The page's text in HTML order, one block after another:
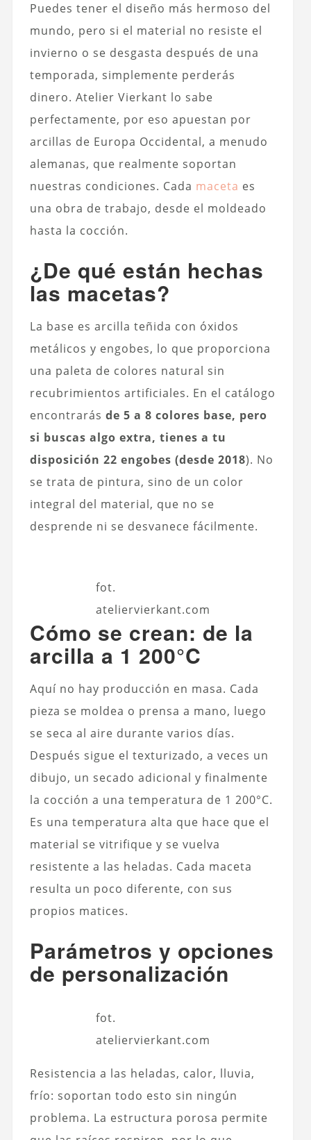
Puedes tener el diseño más hermoso del
mundo, pero si el material no resiste el
invierno o se desgasta después de una
temporada, simplemente perderás
dinero. Atelier Vierkant lo sabe
perfectamente, por eso apuestan por
arcillas de Europa Occidental, a menudo
alemanas, que realmente soportan
nuestras condiciones. Cada maceta es
una obra de trabajo, desde el moldeado
hasta la cocción.
¿De qué están hechas
las macetas?
La base es arcilla teñida con óxidos
metálicos y engobes, lo que proporciona
una paleta de colores natural sin
recubrimientos artificiales. En el catálogo
encontrarás de 5 a 8 colores base, pero
si buscas algo extra, tienes a tu
disposición 22 engobes (desde 2018). No
se trata de pintura, sino de un color
integral del material, que no se
desprende ni se desvanece fácilmente.
fot.
ateliervierkant.com
Cómo se crean: de la
arcilla a 1 200°C
Aquí no hay producción en masa. Cada
pieza se moldea o prensa a mano, luego
se seca al aire durante varios días.
Después sigue el texturizado, a veces un
dibujo, un secado adicional y finalmente
la cocción a una temperatura de 1 200°C.
Es una temperatura alta que hace que el
material se vitrifique y se vuelva
resistente a las heladas. Cada maceta
resulta un poco diferente, con sus
propios matices.
Parámetros y opciones
de personalización
fot.
ateliervierkant.com
Resistencia a las heladas, calor, lluvia,
frío: soportan todo esto sin ningún
problema. La estructura porosa permite